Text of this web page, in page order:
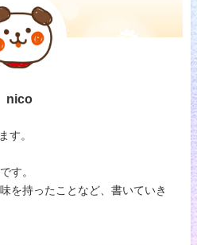
nico
す。
す。
を持ったことなど、書いていき